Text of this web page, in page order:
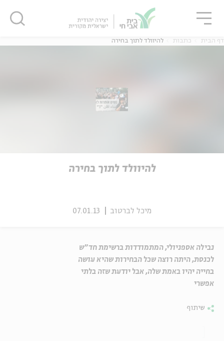
אנגלית
דף הבית כתבות להיוולד לתוך בחירה
להיוולד לתוך בחירה
מיכל לברטוב 07.01.13
נבילה אספניולי, המתמודדות ברשימת חד"ש
לכנסת, היתה רוצה שכל הבחירות שהיא עושה
בחייה יהיו באמת שלה, אבל יודעת שזה בלתי
אפשרי
שיתוף
סגור